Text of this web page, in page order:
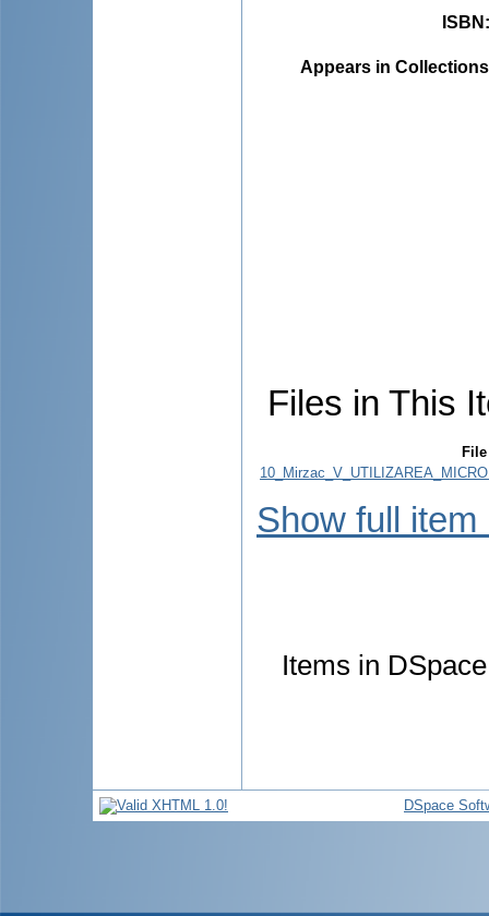
ISBN
Appears in
Files in This
File
Show full item
Items in
DSpace